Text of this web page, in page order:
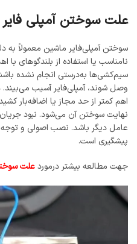
علت سوختنآمپلی فایر
سوختن آمپلی‌فایر ماشین معمولاً به
نامناسب یا استفاده از بلندگوهای با
سیم‌کشی‌ها به‌درستی انجام نشده
وصل شوند، آمپلی‌فایر آسیب می‌بیند.
اهم کمتر از حد مجاز یا اضافه‌بار
نهایت سوختن آن می‌شود. نبود جریان
عامل دیگر باشد. نصب اصولی و
پیشگیری است.
جهت مطالعه بیشتر درموردعلت